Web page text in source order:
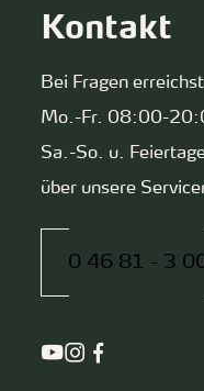
Kontakt
Bei Fragen
Mo.-Fr. 08:00-
Sa.-So. u.
über unsere
0 46 81 - 3